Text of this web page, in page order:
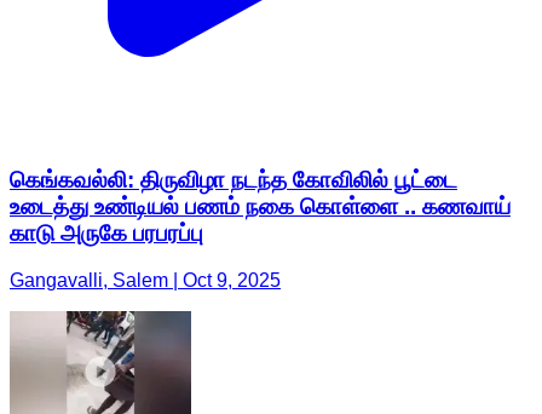
கெங்கவல்லி: திருவிழா நடந்த கோவிலில் பூட்டை
உடைத்து உண்டியல் பணம் நகை கொள்ளை .. கணவாய்
காடு அருகே பரபரப்பு
Gangavalli, Salem | Oct 9, 2025